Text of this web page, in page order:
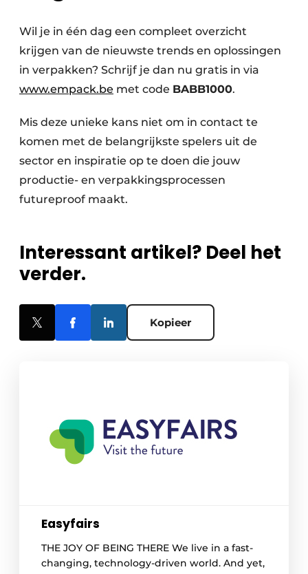
Wil je in één dag een compleet overzicht
krijgen van de nieuwste trends en oplossingen
in verpakken? Schrijf je dan nu gratis in via
www.empack.be met code BABB1000.
Mis deze unieke kans niet om in contact te
komen met de belangrijkste spelers uit de
sector en inspiratie op te doen die jouw
productie- en verpakkingsprocessen
futureproof maakt.
Interessant artikel? Deel het
verder.
Kopieer
Easyfairs
THE JOY OF BEING THERE We live in a fast-
changing, technology-driven world. And yet,